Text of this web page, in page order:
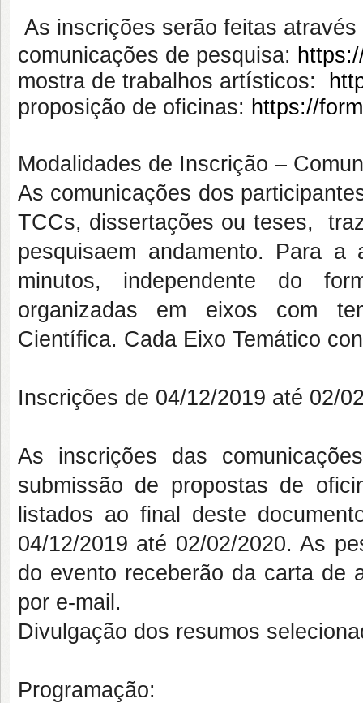
As inscrições serão feitas
comunicações de pesquisa:
mostra de trabalhos artísticos:
proposição de oficinas: https://
Modalidades de Inscrição –
As comunicações dos
TCCs, dissertações ou teses,
pesquisaem andamento. Para a
minutos, independente do
organizadas em eixos com
Científica. Cada Eixo Temático
Inscrições de 04/12/2019 até 02/
As inscrições das
submissão de propostas de
listados ao final deste
04/12/2019 até 02/02/2020.As
do evento receberão da carta de
por e-mail.
Divulgação dos resumos
Programação: